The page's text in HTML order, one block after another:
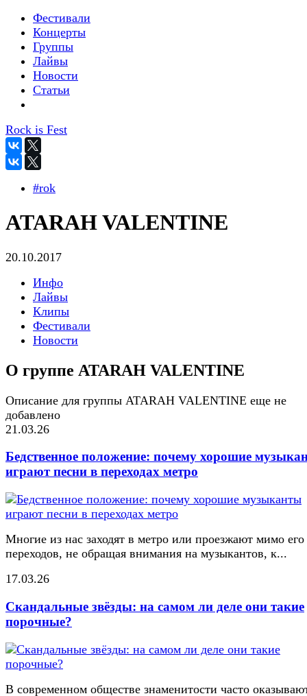
Фестивали
Концерты
Группы
Лайвы
Новости
Статьи
Rock is Fest
#rok
ATARAH VALENTINE
20.10.2017
Инфо
Лайвы
Клипы
Фестивали
Новости
О группе ATARAH VALENTINE
Описание для группы ATARAH VALENTINE еще не
добавлено
21.03.26
Бедственное положение: почему хорошие
играют песни в переходах метро
Многие из нас заходят в метро или проезжают мимо его
переходов, не обращая внимания на музыкантов, к...
17.03.26
Скандальные звёзды: на самом ли деле они такие
порочные?
В современном обществе знаменитости часто